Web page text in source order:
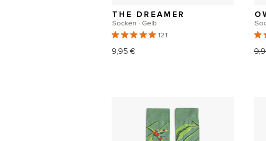
THE DREAMER
Socken · Gelb
121
Normaler
9,95 €